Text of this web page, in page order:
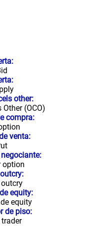
other:
Other (OCO)
compra:
venta:
option
equity:
equity
de piso:
trader